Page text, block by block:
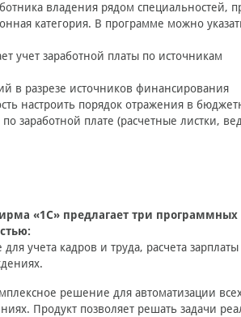
владения рядом специальностей,
категория. В программе можно
учет заработной платы по источникам
в разрезе источников финансирования
настроить порядок отражения в
заработной плате (расчетные листки,
«1С» предлагает три программных
учета кадров и труда, расчета зарплаты
решение для автоматизации
Продукт позволяет решать задачи